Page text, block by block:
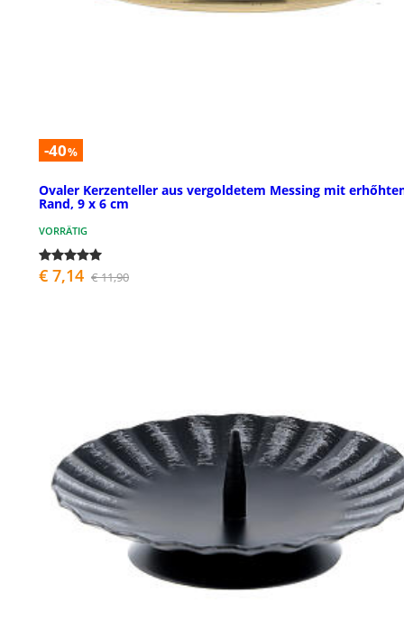
-40%
Ovaler Kerzenteller aus vergoldetem Messing mit
Rand, 9 x 6 cm
VORRÄTIG
€ 7,14 € 11,90